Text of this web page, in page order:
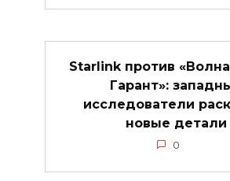
Starlink против
Гарант»:
исследователи
новые детали
0